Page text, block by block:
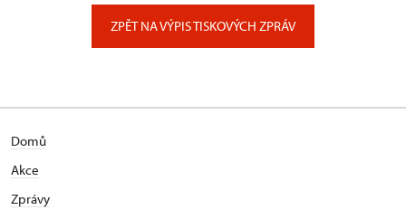
ZPĚT NA VÝPIS TISKOVÝCH ZPRÁV
Domů
Akce
Zprávy